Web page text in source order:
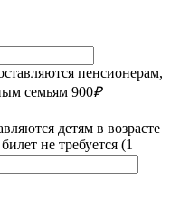
пенсионерам,
семьям 900₽
детям в возрасте
не требуется (1